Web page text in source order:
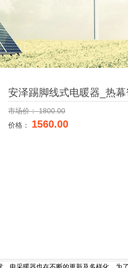
安泽踢脚线式电暖器_热
市场价：1800.00
价格： 1560.00